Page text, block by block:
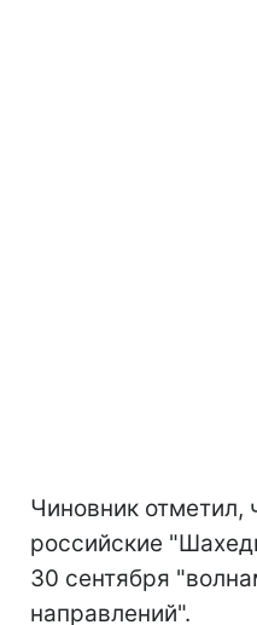
Чиновник отметил,
российские
30 сентября
направлений".